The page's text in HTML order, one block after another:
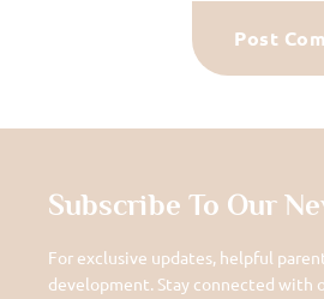
Subscribe To Our
For exclusive updates, helpful
development. Stay connected with